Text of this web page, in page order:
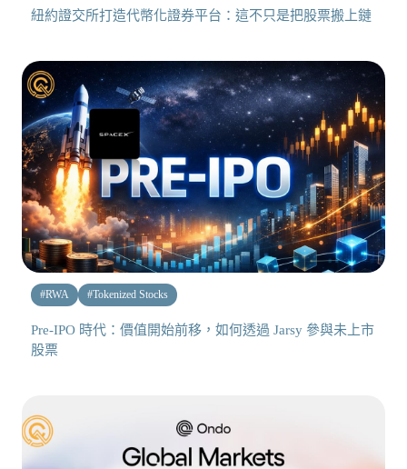
紐約證交所打造代幣化證券平台：這不只是把股票搬上鏈
#RWA #Tokenized Stocks
Pre-IPO 時代：價值開始前移，如何透過 Jarsy 參與未上市
股票